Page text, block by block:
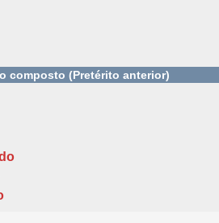
composto (Pretérito anterior)